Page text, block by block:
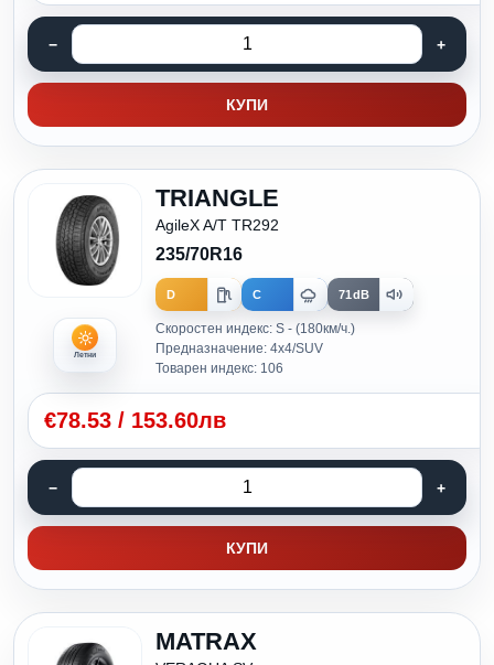
КУПИ
Летни
TRIANGLE
AgileX A/T TR292
235/70R16
D C 71dB
Скоростен индекс: S - (180км/ч.)
Предназначение: 4x4/SUV
Товарен индекс: 106
€78.53 / 153.60лв
КУПИ
MATRAX